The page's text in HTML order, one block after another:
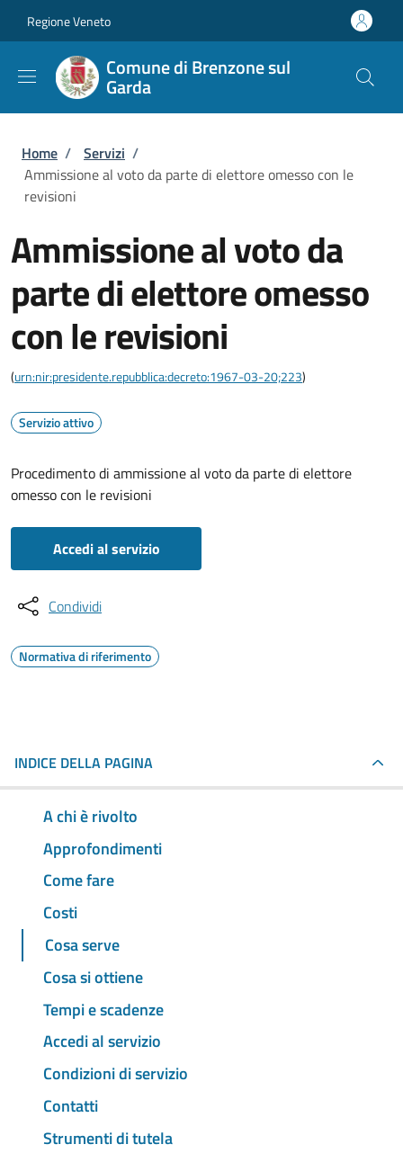
Regione Veneto
Comune di Brenzone sul
Garda
Briciole di pane
Home / Servizi /
Ammissione al voto da parte di elettore omesso con le
revisioni
Ammissione al voto da
parte di elettore omesso
con le revisioni
(urn:nir:presidente.repubblica:decreto:1967-03-20;223)
Servizio attivo
Procedimento di ammissione al voto da parte di elettore
omesso con le revisioni
Accedi al servizio
Condividi
Normativa di riferimento
INDICE DELLA PAGINA
A chi è rivolto
Approfondimenti
Come fare
Costi
Cosa serve
Cosa si ottiene
Tempi e scadenze
Accedi al servizio
Condizioni di servizio
Contatti
Strumenti di tutela